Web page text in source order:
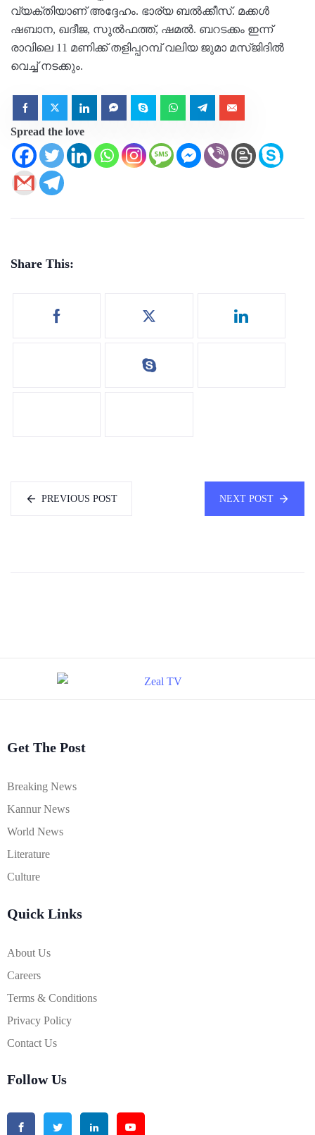
വ്യക്തിയാണ് അദ്ദേഹം. ഭാര്യ ബൽക്കീസ്. മക്കൾ
ഷബാന, ഖദീജ, സുൽഫത്ത്, ഷമൽ. ബറടക്കം ഇന്ന്
രാവിലെ 11 മണിക്ക് തളിപ്പറമ്പ് വലിയ ജുമാ മസ്ജിദിൽ
വെച്ച് നടക്കും.
Spread the love
Share This:
PREVIOUS POST NEXT POST
Get The Post
Breaking News
Kannur News
World News
Literature
Culture
Quick Links
About Us
Careers
Terms & Conditions
Privacy Policy
Contact Us
Follow Us